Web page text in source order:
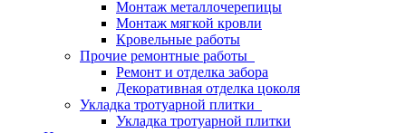
Монтаж металлочерепицы
Монтаж мягкой кровли
Кровельные работы
Прочие ремонтные работы
Ремонт и отделка забора
Декоративная отделка цоколя
Укладка тротуарной плитки
Укладка тротуарной плитки